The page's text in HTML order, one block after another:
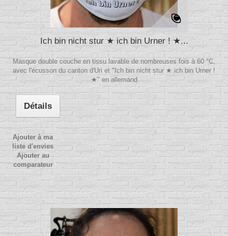
Ich bin nicht stur ★ ich bin Urner ! ★...
Masque double couche en tissu lavable de nombreuses fois à 60 °C,
avec l'écusson du canton d'Uri et "Ich bin nicht stur ★ ich bin Urner !
★" en allemand
Détails
Ajouter à ma
liste d'envies
Ajouter au
comparateur